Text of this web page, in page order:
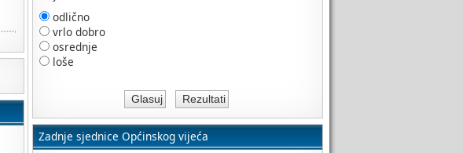
odlično
vrlo dobro
osrednje
loše
Zadnje sjednice Općinskog vijeća